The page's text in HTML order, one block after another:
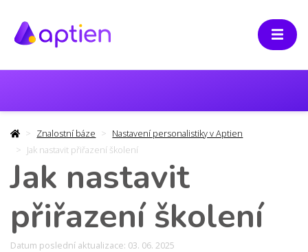
Znalostní báze
Nastavení personalistiky v Aptien
Jak nastavit přiřazení školení
Jak nastavit
přiřazení školení
Datum poslední aktualizace: 03. 06. 2025